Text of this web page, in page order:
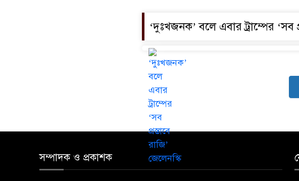
‘দুঃখজনক’ বলে এবার ট্রাম্পের ‘সব
সম্পাদক ও প্রকাশক